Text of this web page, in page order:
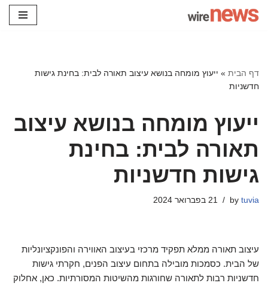
דף הבית » ייעוץ מומחה בנושא עיצוב תאורה לבית: בחינת גישות
חדשניות
ייעוץ מומחה בנושא עיצוב
תאורה לבית: בחינת
גישות חדשניות
by tuvia 21 בפברואר 2024
עיצוב תאורה ממלא תפקיד מרכזי בעיצוב האווירה והפונקציונליות
של הבית. כסמכות מובילה בתחום עיצוב הפנים, חקרתי גישות
חדשניות רבות לתאורה שחורגות מהשיטות המסורתיות. כאן, אחלוק